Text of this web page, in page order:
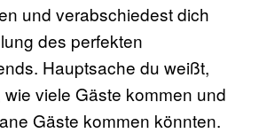
und verabschiedest dich
des perfekten
Hauptsache du weißt,
viele Gäste kommen und
Gäste kommen könnten.